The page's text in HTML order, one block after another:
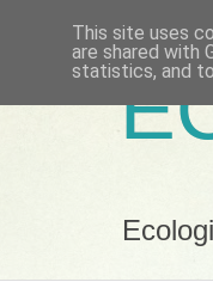
This site uses
are shared with
statistics, and